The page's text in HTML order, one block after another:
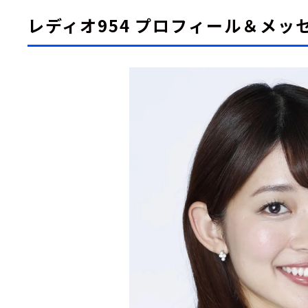
レディオ954 プロフィール＆メッ